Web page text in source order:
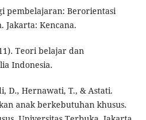
pembelajaran: Berorientasi
Jakarta: Kencana.
Teori belajar dan
Indonesia.
D., Hernawati, T., & Astati.
anak berkebutuhan khusus.